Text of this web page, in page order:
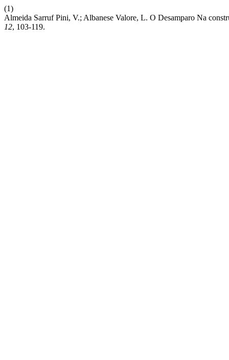
(1)
Almeida Sarruf Pini, V.; Albanese Valore, L. O Desamparo Na
12, 103-119.